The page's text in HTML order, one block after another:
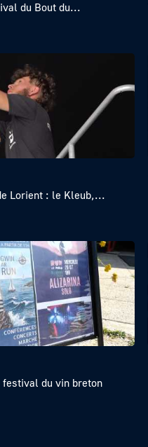
du Bout du...
Lorient : le Kleub,...
du vin breton